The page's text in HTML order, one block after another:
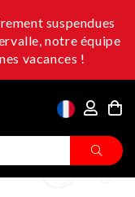
suspendues
notre équipe
vacances !